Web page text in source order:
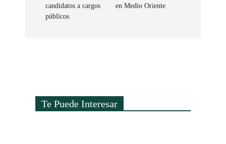
candidatos a cargos
públicos
en Medio Oriente
Te Puede Interesar